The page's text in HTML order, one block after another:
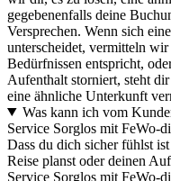
gegebenenfalls deine
Versprechen. Wenn sich
unterscheidet, vermitteln
Bedürfnissen entspricht,
Aufenthalt storniert, steht
eine ähnliche Unterkunft
Was kann ich vom
Service Sorglos mit FeWo-
Dass du dich sicher fühlst
Reise planst oder deinen
Service Sorglos mit FeWo-